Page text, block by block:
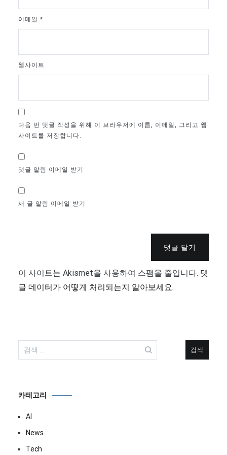
이메일 *
웹사이트
다음 번 댓글 작성을 위해 이 브라우저에 이름, 이메일, 그리고 웹
사이트를 저장합니다.
댓글 알림 이메일 받기
새 글 알림 이메일 받기
댓글 달기
이 사이트는 Akismet을 사용하여 스팸을 줄입니다. 댓
글 데이터가 어떻게 처리되는지 알아보세요.
색:
카테고리
AI
News
Tech